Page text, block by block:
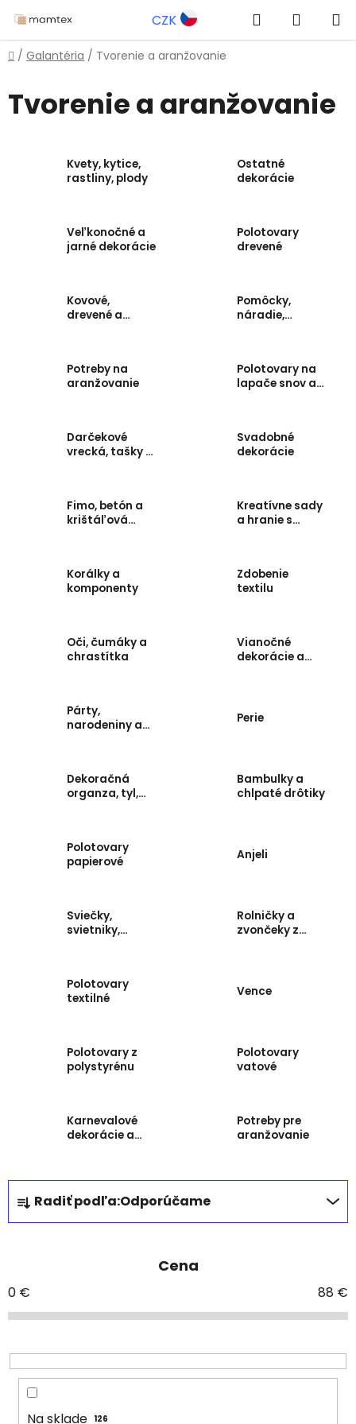
na
obsah
CZK Hľadať
KOŠÍK
Domov
/ Galantéria / Tvorenie a aranžovanie
Tvorenie a aranžovanie
Kvety, kytice,
rastliny, plody
Ostatné
dekorácie
Veľkonočné a
jarné dekorácie
Polotovary
drevené
Kovové,
drevené a
Pomôcky,
náradie,
Potreby na
aranžovanie
Polotovary na
lapače snov a
Darčekové
vrecká, tašky a
Svadobné
dekorácie
Fimo, betón a
krištáľová
Kreatívne sady
a hranie s
Korálky a
komponenty
Zdobenie
textilu
Oči, čumáky a
chrastítka
Vianočné
dekorácie a
Párty,
narodeniny a
Perie
Dekoračná
organza, tyl,
Bambulky a
chlpaté drôtiky
Polotovary
papierové
Anjeli
Sviečky,
svietniky,
Rolničky a
zvončeky z
Polotovary
textilné
Vence
Polotovary z
polystyrénu
Polotovary
vatové
Karnevalové
dekorácie a
Potreby pre
aranžovanie
R
a
d
i
e
r
o
Radiť podľa:Odporúčame
Cena
0 € 88 €
Na sklade 126